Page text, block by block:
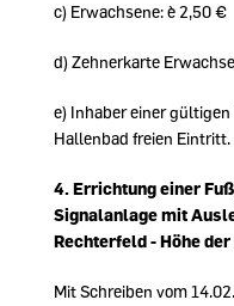
c) Erwachsene: è 2,50
d) Zehnerkarte
e) Inhaber einer
Hallenbad freien Eintritt.
4.Errichtung einer
Signalanlage mit
Rechterfeld - Höhe
Mit Schreiben vom